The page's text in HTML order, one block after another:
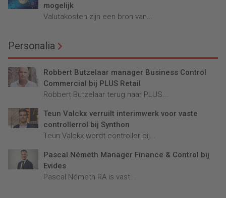
mogelijk
Valutakosten zijn een bron van...
Personalia
Robbert Butzelaar manager Business Control
Commercial bij PLUS Retail
Robbert Butzelaar terug naar PLUS...
Teun Valckx verruilt interimwerk voor vaste
controllerrol bij Synthon
Teun Valckx wordt controller bij...
Pascal Németh Manager Finance & Control bij
Evides
Pascal Németh RA is vast...